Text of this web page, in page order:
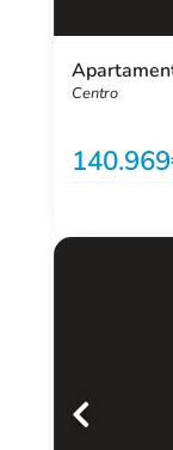
Centro
140.969